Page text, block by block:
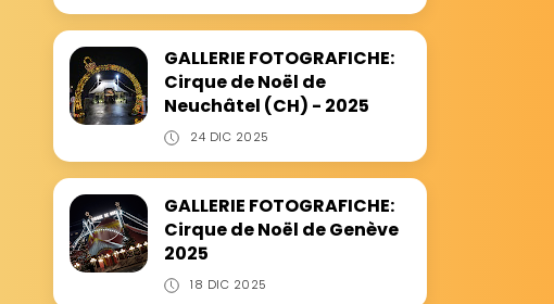
GALLERIE FOTOGRAFICHE:
Cirque de Noël de
Neuchâtel (CH) - 2025
24 DIC 2025
GALLERIE FOTOGRAFICHE:
Cirque de Noël de Genève
2025
18 DIC 2025